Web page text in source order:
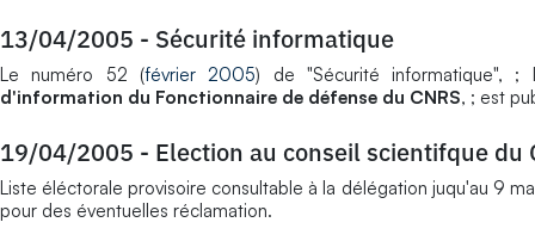
13/04/2005 - Sécurité informatique
Le numéro 52 (février 2005) de "Sécurité informatique",
d'information du Fonctionnaire de défense du CNRS, ; est
19/04/2005 - Election au conseil scientifque du
Liste éléctorale provisoire consultable à la délégation juqu'au 9
pour des éventuelles réclamation.